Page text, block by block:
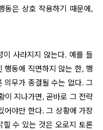
동은 상호 작용하기 때문에,
이 사라지지 않는다. 예를 들
행동에 직면하지 않는 한,행
의무가 종결될 수는 없다.그
이 지나가면,곧바로 그 전략
어야만 한다.그 상황에 가장
수 있는 것은 오로지 토론